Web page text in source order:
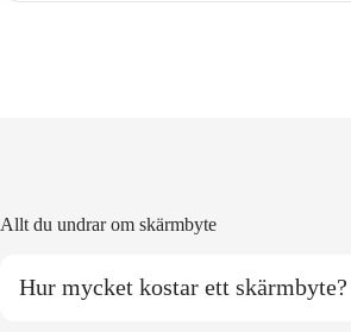
Allt du undrar om skärmbyte
Hur mycket kostar ett skärmbyte?